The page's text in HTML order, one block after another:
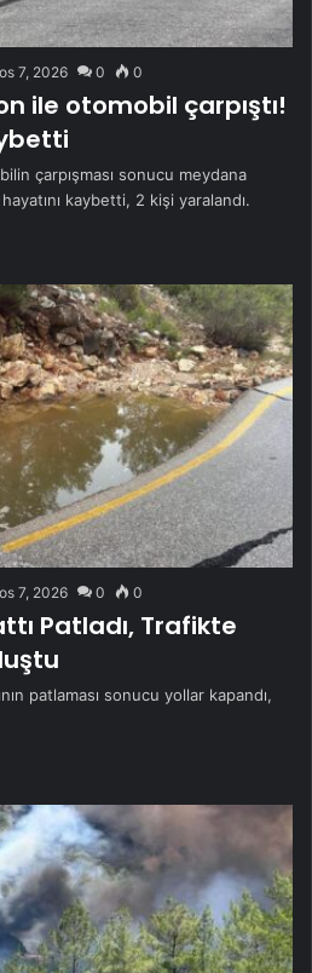
7, 2026 0 0
ile otomobil çarpıştı!
çarpışması sonucu meydana
kaybetti, 2 kişi yaralandı.
7, 2026 0 0
Patladı, Trafikte
patlaması sonucu yollar kapandı,